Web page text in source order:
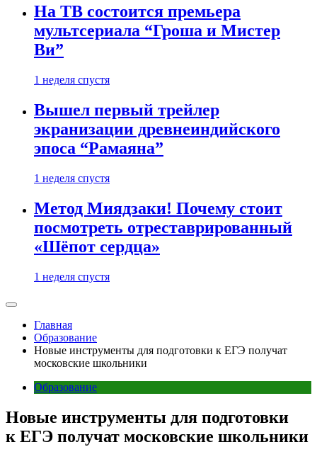
На ТВ состоится премьера
мультсериала “Гроша и Мистер
Ви”
1 неделя спустя
Вышел первый трейлер
экранизации древнеиндийского
эпоса “Рамаяна”
1 неделя спустя
Метод Миядзаки! Почему стоит
посмотреть отреставрированный
«Шёпот сердца»
1 неделя спустя
Главная
Образование
Новые инструменты для подготовки к ЕГЭ получат
московские школьники
Образование
Новые инструменты для подготовки
к ЕГЭ получат московские школьники